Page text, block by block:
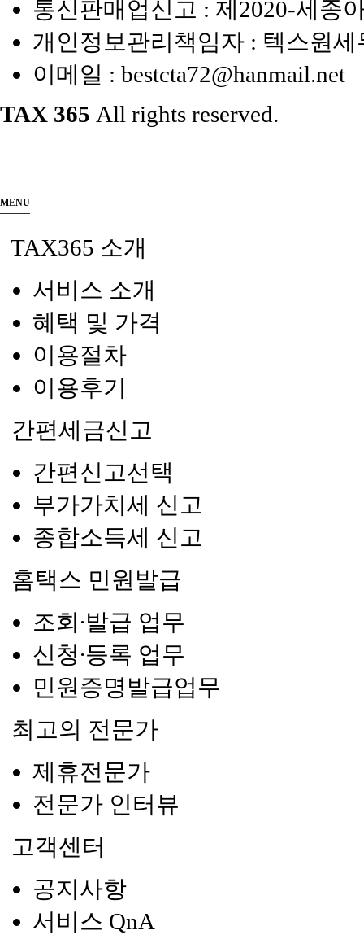
통신판매업신고 : 제2020-세종
개인정보관리책임자 : 텍스원
이메일 : bestcta72@hanmail.net
TAX 365 All rights reserved.
MENU
TAX365 소개
서비스 소개
혜택 및 가격
이용절차
이용후기
간편세금신고
간편신고선택
부가가치세 신고
종합소득세 신고
홈택스 민원발급
조회∙발급 업무
신청∙등록 업무
민원증명발급업무
최고의 전문가
제휴전문가
전문가 인터뷰
고객센터
공지사항
서비스 QnA